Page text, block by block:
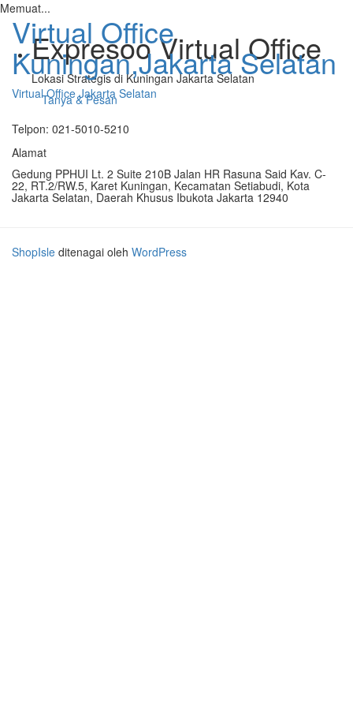
Memuat...
Virtual Office
Kuningan,Jakarta Selatan
Virtual Office Jakarta Selatan
Expresoo Virtual Office
Lokasi Strategis di Kuningan Jakarta Selatan
Tanya & Pesan
Telpon: 021-5010-5210
Alamat
Gedung PPHUI Lt. 2 Suite 210B Jalan HR Rasuna Said Kav. C-
22, RT.2/RW.5, Karet Kuningan, Kecamatan Setiabudi, Kota
Jakarta Selatan, Daerah Khusus Ibukota Jakarta 12940
ShopIsle ditenagai oleh WordPress